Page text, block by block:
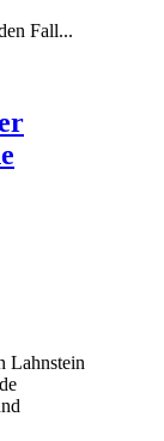
Fall...
Lahnstein